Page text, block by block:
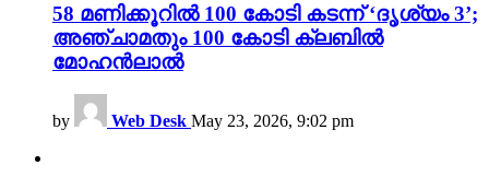
58 മണിക്കൂറിൽ 100 കോടി കടന്ന് ‘ദൃശ്യം 3’;
അഞ്ചാമതും 100 കോടി ക്ലബിൽ
മോഹൻലാൽ
by Web Desk May 23, 2026, 9:02 pm